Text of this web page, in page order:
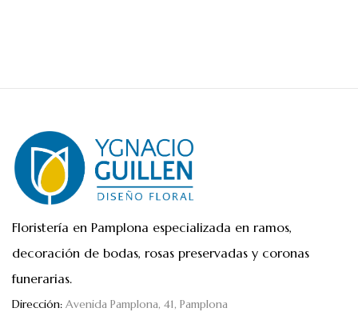
Floristería en Pamplona especializada en ramos,
decoración de bodas, rosas preservadas y coronas
funerarias.
Dirección: Avenida Pamplona, 41, Pamplona